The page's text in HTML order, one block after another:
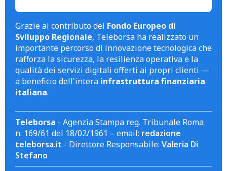
Grazie al contributo del Fondo Europeo di
Sviluppo Regionale, Teleborsa ha realizzato un
importante percorso di innovazione tecnologica che
rafforza la sicurezza, la resilienza operativa e la
qualità dei servizi digitali offerti ai propri clienti —
a beneficio dell'intera infrastruttura finanziaria
italiana.
Teleborsa - Agenzia Stampa reg. Tribunale Roma
n. 169/61 del 18/02/1961 – email: redazione
teleborsa.it - Direttore Responsabile: Valeria Di
Stefano